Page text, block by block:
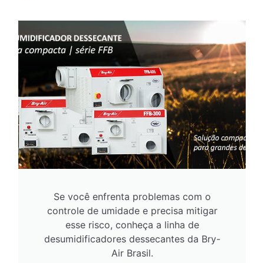
Se você enfrenta problemas com o
controle de umidade e precisa mitigar
esse risco, conheça a linha de
desumidificadores dessecantes da Bry-
Air Brasil.